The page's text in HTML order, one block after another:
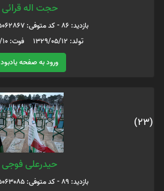
حجت اله قرائی
بازدید: 86 - کد متوفی: 5062867
تولد: 1329/05/12 فوت: 1361/08/10
ورود به صفحه یادبود
(23)
حیدرعلی فوجی
بازدید: 89 - کد متوفی: 5063085